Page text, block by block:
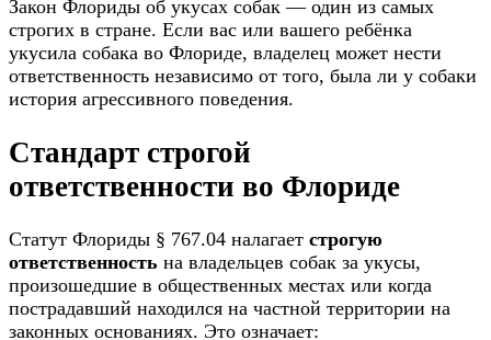
Закон Флориды об укусах собак — один из самых
строгих в стране. Если вас или вашего ребёнка
укусила собака во Флориде, владелец может нести
ответственность независимо от того, была ли у собаки
история агрессивного поведения.
Стандарт строгой
ответственности во Флориде
Статут Флориды § 767.04 налагает строгую
ответственность на владельцев собак за укусы,
произошедшие в общественных местах или когда
пострадавший находился на частной территории на
законных основаниях. Это означает: